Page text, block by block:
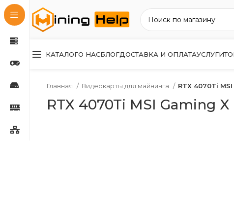
КАТАЛОГО НАСБЛОГДОСТАВКА И ОПЛАТАУСЛУГИ
Главная Видеокарты для майнинга RTX 4070Ti
RTX 4070Ti MSI Gaming X